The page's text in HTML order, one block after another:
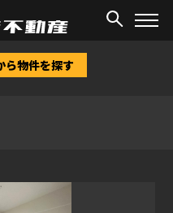
ら物件を探す